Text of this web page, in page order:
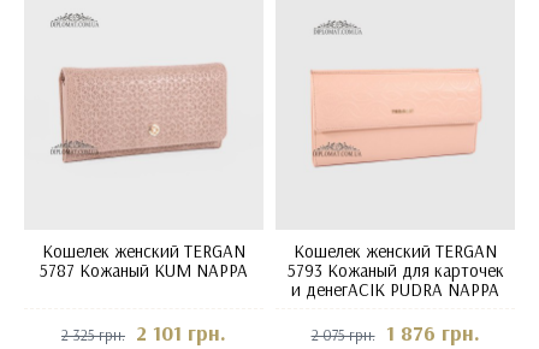
Кошелек женский TERGAN
5787 Кожаный KUM NAPPA
2 325 грн. 2 101 грн.
Кошелек женский TERGAN
5793 Кожаный для карточек
и денегACIK PUDRA NAPPA
2 075 грн. 1 876 грн.